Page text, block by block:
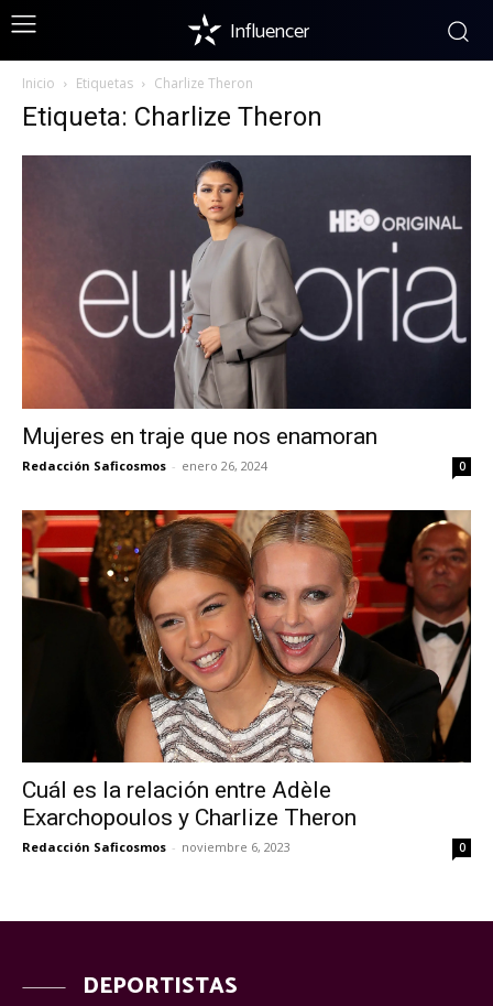
Influencer
Inicio Etiquetas Charlize Theron
Etiqueta: Charlize Theron
Mujeres en traje que nos enamoran
Redacción Saficosmos - enero 26, 2024 0
Cuál es la relación entre Adèle
Exarchopoulos y Charlize Theron
Redacción Saficosmos - noviembre 6, 2023 0
DEPORTISTAS